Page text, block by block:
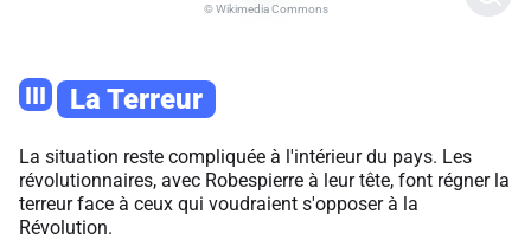
© Wikimedia Commons
III La Terreur
La situation reste compliquée à l'intérieur du pays. Les
révolutionnaires, avec Robespierre à leur tête, font régner la
terreur face à ceux qui voudraient s'opposer à la
Révolution.